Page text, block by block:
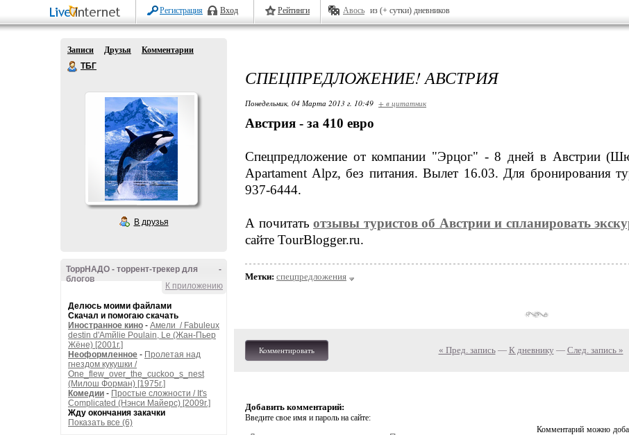
Регистрация Вход Рейтинги Авось из (+ сутки) дневников
Записи Друзья
Комментарии
ТБГ
В друзья
-
ТоррНАДО - торрент-трекер для
блогов
К приложению
Делюсь моими файлами
Скачал и помогаю скачать
Иностранное кино - Амели / Fabuleux
destin d'Amйlie Poulain, Le (Жан-Пьер
Жёне) [2001г.]
Неоформленное - Пролетая над
гнездом кукушки /
One_flew_over_the_cuckoo_s_nest
(Милош Форман) [1975г.]
Комедии - Простые сложности / It's
Complicated (Нэнси Майерс) [2009г.]
Жду окончания закачки
Показать все (6)
СПЕЦПРЕДЛОЖЕНИЕ! АВСТРИЯ
Понедельник, 04 Марта 2013 г. 10:49 + в цитатник
Австрия - за 410 евро
Спецпредложение от компании "Эрцог" - 8 дней в Австрии
Apartament Alpz, без питания. Вылет 16.03. Для бронирования
937-6444.
А почитать отзывы туристов об Австрии и спланировать
сайте TourBlogger.ru.
Метки: спецпредложения
Комментировать « Пред. запись— К дневнику — След. запись »
Добавить комментарий:
Введите свое имя и пароль на сайте:
Комментарий можно